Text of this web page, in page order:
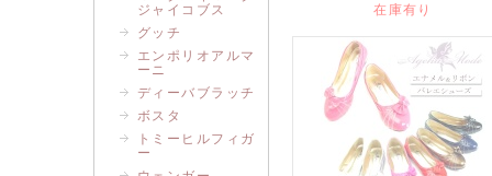
在庫有り
ジャイコブス
グッチ
エンポリオアルマ
ーニ
ディーバブラッチ
ボスタ
トミーヒルフィガ
ー